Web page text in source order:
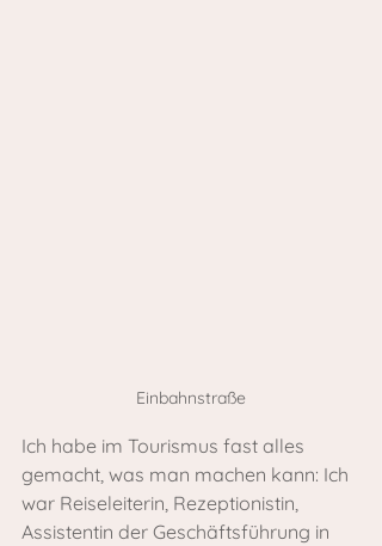
Einbahnstraße
Ich habe im Tourismus fast alles
gemacht, was man machen kann: Ich
war Reiseleiterin, Rezeptionistin,
Assistentin der Geschäftsführung in